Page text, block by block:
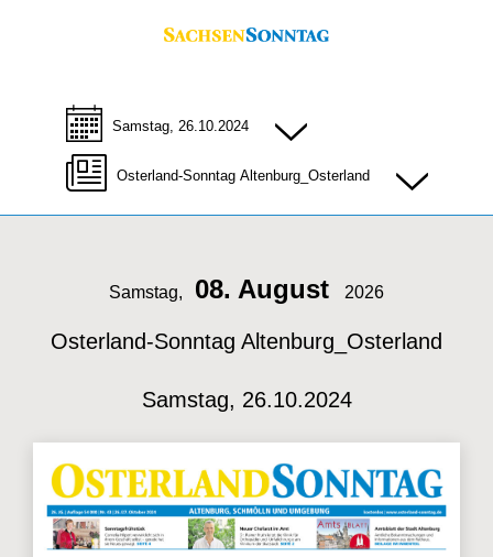
Samstag, 26.10.2024
Osterland-Sonntag Altenburg_Osterland
Samstag, 08. August 2026
Osterland-Sonntag Altenburg_Osterland
Samstag, 26.10.2024